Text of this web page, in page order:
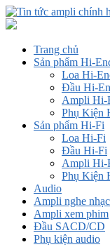
Trang chủ
Sản phẩm Hi-
Loa Hi-
Đầu Hi-
Ampli Hi-
Phụ Kiện
Sản phẩm Hi-Fi
Loa Hi-Fi
Đầu Hi-Fi
Ampli Hi-
Phụ Kiện
Audio
Ampli nghe nhạc
Ampli xem phim
Đầu SACD/CD
Phụ kiện audio